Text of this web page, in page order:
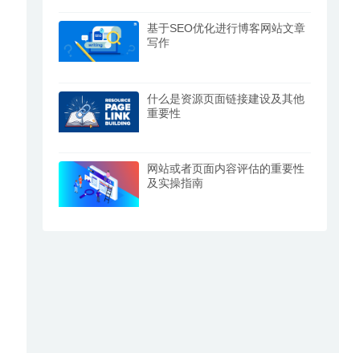
基于SEO优化进行博客网站文章
写作
什么是资源页面链接建设及其他
重要性
网站或者页面内容评估的重要性
及实操指南